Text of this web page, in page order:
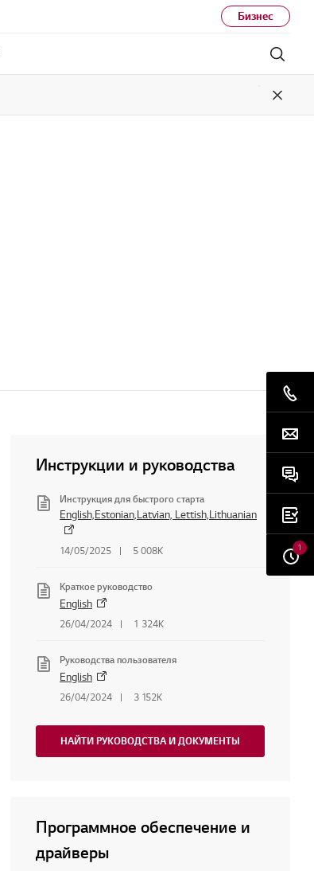
Бизнес
Close
Инструкции и руководства
Инструкция для быстрого старта
English,Estonian,Latvian, Lettish,Lithuanian
14/05/2025 5 008K
Краткое руководство
English
26/04/2024 1 324K
Руководства пользователя
English
26/04/2024 3 152K
НАЙТИ РУКОВОДСТВА И ДОКУМЕНТЫ
Программное обеспечение и
драйверы
1